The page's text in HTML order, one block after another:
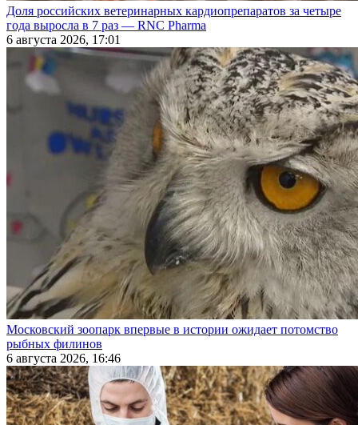
Доля российских ветеринарных кардиопрепаратов за четыре
года выросла в 7 раз — RNC Pharma
6 августа 2026, 17:01
Московский зоопарк впервые в истории ожидает потомство
рыбных филинов
6 августа 2026, 16:46